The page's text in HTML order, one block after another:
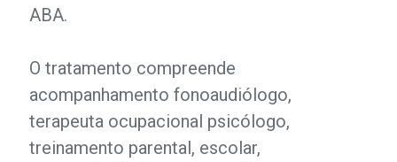
ABA.
O tratamento compreende
acompanhamento fonoaudiólogo,
terapeuta ocupacional psicólogo,
treinamento parental, escolar,